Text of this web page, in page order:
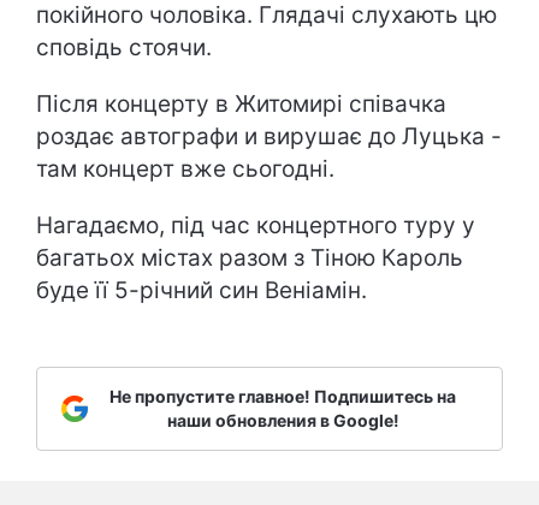
покійного чоловіка. Глядачі слухають цю
сповідь стоячи.
Після концерту в Житомирі співачка
роздає автографи и вирушає до Луцька -
там концерт вже сьогодні.
Нагадаємо, під час концертного туру у
багатьох містах разом з Тіною Кароль
буде її 5-річний син Веніамін.
Не пропустите главное! Подпишитесь на
наши обновления в Google!